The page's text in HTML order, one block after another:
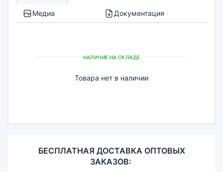
Медиа Документация
НАЛИЧИЕ НА СКЛАДЕ
Товара нет в наличии
БЕСПЛАТНАЯ ДОСТАВКА ОПТОВЫХ
ЗАКАЗОВ: